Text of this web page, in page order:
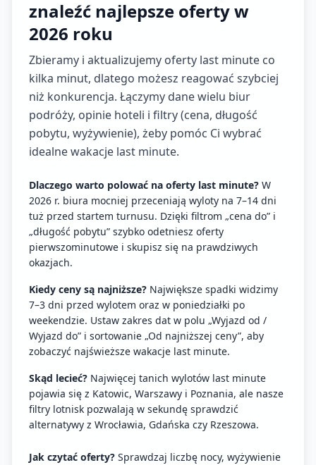
znaleźć najlepsze oferty w
2026 roku
Zbieramy i aktualizujemy oferty last minute co
kilka minut, dlatego możesz reagować szybciej
niż konkurencja. Łączymy dane wielu biur
podróży, opinie hoteli i filtry (cena, długość
pobytu, wyżywienie), żeby pomóc Ci wybrać
idealne wakacje last minute.
Dlaczego warto polować na oferty last minute? W
2026 r. biura mocniej przeceniają wyloty na 7–14 dni
tuż przed startem turnusu. Dzięki filtrom „cena do” i
„długość pobytu” szybko odetniesz oferty
pierwszominutowe i skupisz się na prawdziwych
okazjach.
Kiedy ceny są najniższe? Największe spadki widzimy
7–3 dni przed wylotem oraz w poniedziałki po
weekendzie. Ustaw zakres dat w polu „Wyjazd od /
Wyjazd do” i sortowanie „Od najniższej ceny”, aby
zobaczyć najświeższe wakacje last minute.
Skąd lecieć? Najwięcej tanich wylotów last minute
pojawia się z Katowic, Warszawy i Poznania, ale nasze
filtry lotnisk pozwalają w sekundę sprawdzić
alternatywy z Wrocławia, Gdańska czy Rzeszowa.
Jak czytać oferty? Sprawdzaj liczbę nocy, wyżywienie